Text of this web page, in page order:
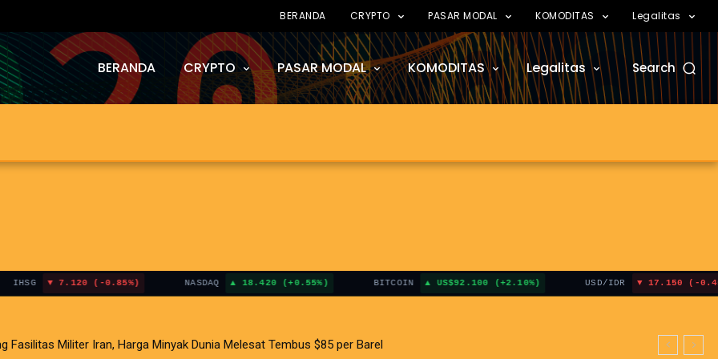
BERANDA CRYPTO PASAR MODAL KOMODITAS Legalitas
BERANDA CRYPTO PASAR MODAL KOMODITAS Legalitas Search
7.120 (-0.85%) 18.420 (+0.55%) BITCOIN US$92.100 (+2.10%) USD/IDR 17.150 (-0.45%)
Amblesnya Saham Teknologi Asia dan Guncangan Selat Hormuz
Militer Iran, Harga Minyak Dunia Melesat Tembus $85 per Barel